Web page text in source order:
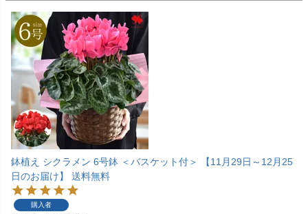
鉢植え シクラメン 6号鉢 ＜バスケット付＞ 【11月29日～12月25
日のお届け】 送料無料
購入者